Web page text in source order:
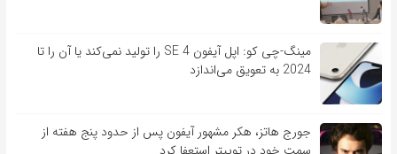
مینگ-چی کو: اپل آیفون SE 4 را تولید نمی‌کند یا آن را تا
2024 به تعویق می‌اندازد
جورج هاتز، هکر مشهور آیفون پس از حدود پنج هفته از